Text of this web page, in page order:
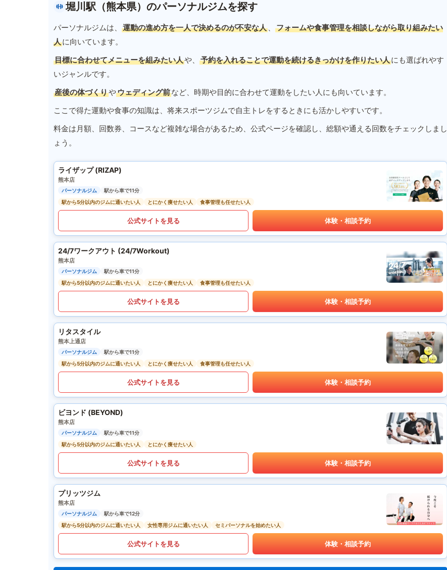
堀川駅（熊本県）のパーソナルジムを探す
パーソナルジムは、 運動の進め方を一人で決めるのが不安な人 、
フォームや食事管理を相談しながら取り組みたい
人に向いています。
目標に合わせてメニューを組みたい人や、 予約を入れることで運動を続けるきっかけを作りたい人にも選ばれやす
いジャンルです。
産後の体づくりやウェディング前など、時期や目的に合わせて運動をしたい人にも向いています。
ここで得た運動や食事の知識は、将来スポーツジムで自主トレをするときにも活かしやすいです。
料金は月額、回数券、コースなど複雑な場合があるため、公式ページを確認し、総額や通える回数をチェックしまし
ょう。
ライザップ (RIZAP)
熊本店
パーソナルジム
駅から車で11分
駅から5分以内のジムに通いたい人
とにかく痩せたい人 食事管理も任せたい人
公式サイトを見る 体験・相談予約
24/7ワークアウト (24/7Workout)
熊本店
パーソナルジム
駅から車で11分
駅から5分以内のジムに通いたい人
とにかく痩せたい人 食事管理も任せたい人
公式サイトを見る 体験・相談予約
リタスタイル
熊本上通店
パーソナルジム
駅から車で11分
駅から5分以内のジムに通いたい人
とにかく痩せたい人 食事管理も任せたい人
公式サイトを見る 体験・相談予約
ビヨンド (BEYOND)
熊本店
パーソナルジム
駅から車で11分
駅から5分以内のジムに通いたい人
とにかく痩せたい人
公式サイトを見る 体験・相談予約
プリッツジム
熊本店
パーソナルジム
駅から車で12分
駅から5分以内のジムに通いたい人
女性専用ジムに通いたい人 セミパーソナルを始めたい人
公式サイトを見る 体験・相談予約